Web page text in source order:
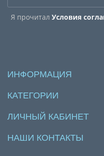
Я прочитал Условия
ИНФОРМАЦИЯ
КАТЕГОРИИ
ЛИЧНЫЙ КАБИНЕТ
НАШИ КОНТАКТЫ